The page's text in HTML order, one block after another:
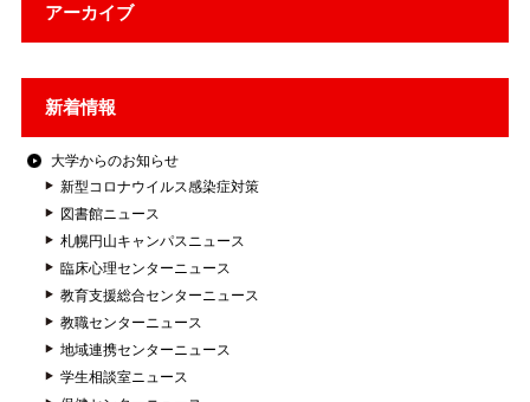
アーカイブ
新着情報
大学からのお知らせ
新型コロナウイルス感染症対策
図書館ニュース
札幌円山キャンパスニュース
臨床心理センターニュース
教育支援総合センターニュース
教職センターニュース
地域連携センターニュース
学生相談室ニュース